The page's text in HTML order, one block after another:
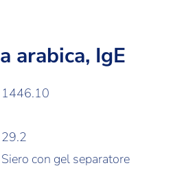
arabica, IgE
1446.10
29.2
Siero con gel separatore